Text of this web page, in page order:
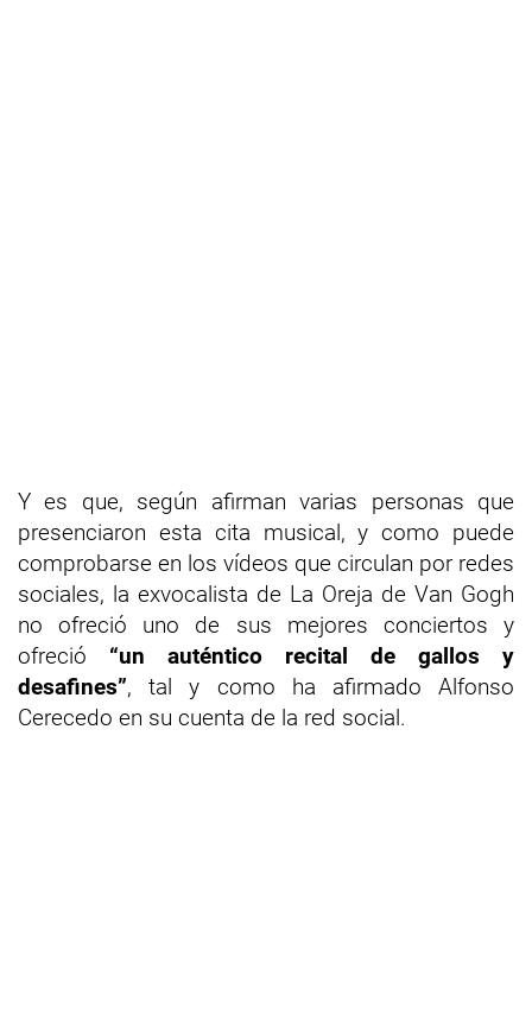
Y es que, según afirman varias personas que
presenciaron esta cita musical, y como puede
comprobarse en los vídeos que circulan por redes
sociales, la exvocalista de La Oreja de Van Gogh
no ofreció uno de sus mejores conciertos y
ofreció “un auténtico recital de gallos y
desafines”, tal y como ha afirmado Alfonso
Cerecedo en su cuenta de la red social.